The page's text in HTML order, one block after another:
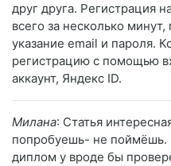
друг друга. Регистрация
всего за несколько
указание email и пароля.
регистрацию с помощью
аккаунт, Яндекс ID.
Милана: Статья
попробуешь- не поймёшь.
диплом у вроде бы